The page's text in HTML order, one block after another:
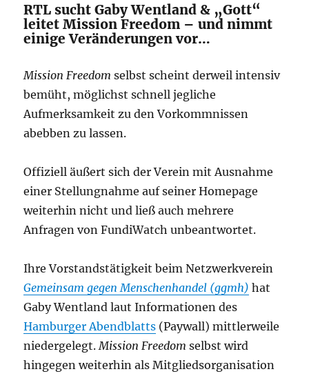
RTL sucht Gaby Wentland & „Gott“
leitet Mission Freedom – und nimmt
einige Veränderungen vor…
Mission Freedom selbst scheint derweil intensiv
bemüht, möglichst schnell jegliche
Aufmerksamkeit zu den Vorkommnissen
abebben zu lassen.
Offiziell äußert sich der Verein mit Ausnahme
einer Stellungnahme auf seiner Homepage
weiterhin nicht und ließ auch mehrere
Anfragen von FundiWatch unbeantwortet.
Ihre Vorstandstätigkeit beim Netzwerkverein
Gemeinsam gegen Menschenhandel (ggmh) hat
Gaby Wentland laut Informationen des
Hamburger Abendblatts (Paywall) mittlerweile
niedergelegt. Mission Freedom selbst wird
hingegen weiterhin als Mitgliedsorganisation